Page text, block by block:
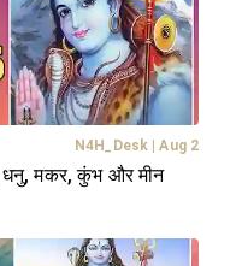
N4H_Desk Aug 2
धनु, मकर, कुंभ और मीन